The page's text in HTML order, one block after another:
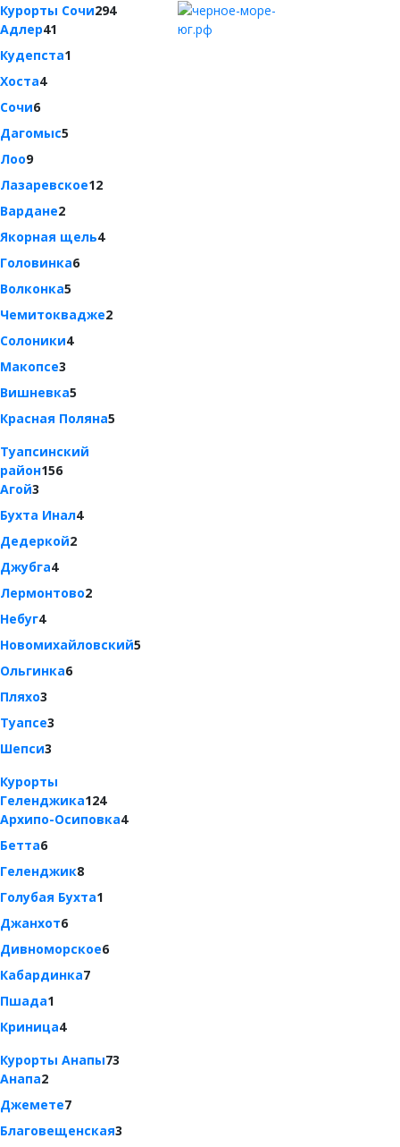
Курорты Сочи294
Адлер41
Кудепста1
Хоста4
Сочи6
Дагомыс5
Лоо9
Лазаревское12
Вардане2
Якорная щель4
Головинка6
Волконка5
Чемитоквадже2
Солоники4
Макопсе3
Вишневка5
Красная Поляна5
Туапсинский
район156
Агой3
Бухта Инал4
Дедеркой2
Джубга4
Лермонтово2
Небуг4
Новомихайловский5
Ольгинка6
Пляхо3
Туапсе3
Шепси3
Курорты
Геленджика124
Архипо-Осиповка4
Бетта6
Геленджик8
Голубая Бухта1
Джанхот6
Дивноморское6
Кабардинка7
Пшада1
Криница4
Курорты Анапы73
Анапа2
Джемете7
Благовещенская3